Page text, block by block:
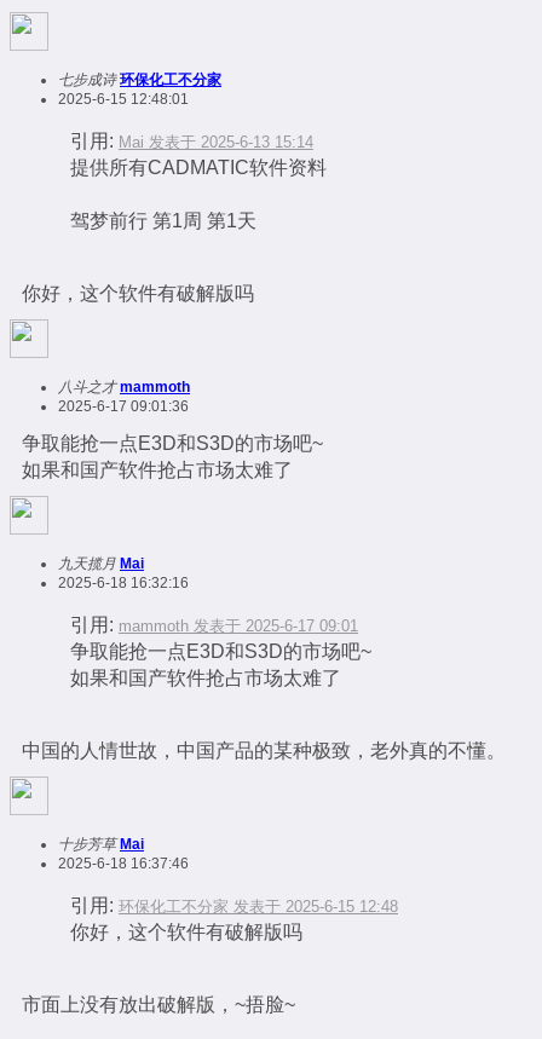
七步成诗 环保化工不分家
2025-6-15 12:48:01
引用: Mai 发表于 2025-6-13 15:14
提供所有CADMATIC软件资料
驾梦前行 第1周 第1天
你好，这个软件有破解版吗
八斗之才 mammoth
2025-6-17 09:01:36
争取能抢一点E3D和S3D的市场吧~
如果和国产软件抢占市场太难了
九天揽月 Mai
2025-6-18 16:32:16
引用: mammoth 发表于 2025-6-17 09:01
争取能抢一点E3D和S3D的市场吧~
如果和国产软件抢占市场太难了
中国的人情世故，中国产品的某种极致，老外真的不懂。
十步芳草 Mai
2025-6-18 16:37:46
引用: 环保化工不分家 发表于 2025-6-15 12:48
你好，这个软件有破解版吗
市面上没有放出破解版，~捂脸~